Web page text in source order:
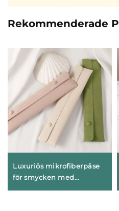
Rekommenderade
Luxuriös mikrofiberpåse
för smycken med